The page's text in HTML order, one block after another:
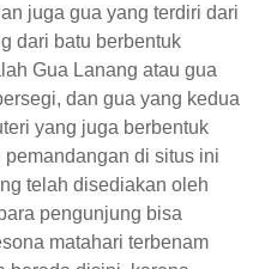
juga gua yang terdiri dari
dari batu berbentuk
Gua Lanang atau gua
dan gua yang kedua
yang juga berbentuk
di situs ini
telah disediakan oleh
pengunjung bisa
matahari terbenam